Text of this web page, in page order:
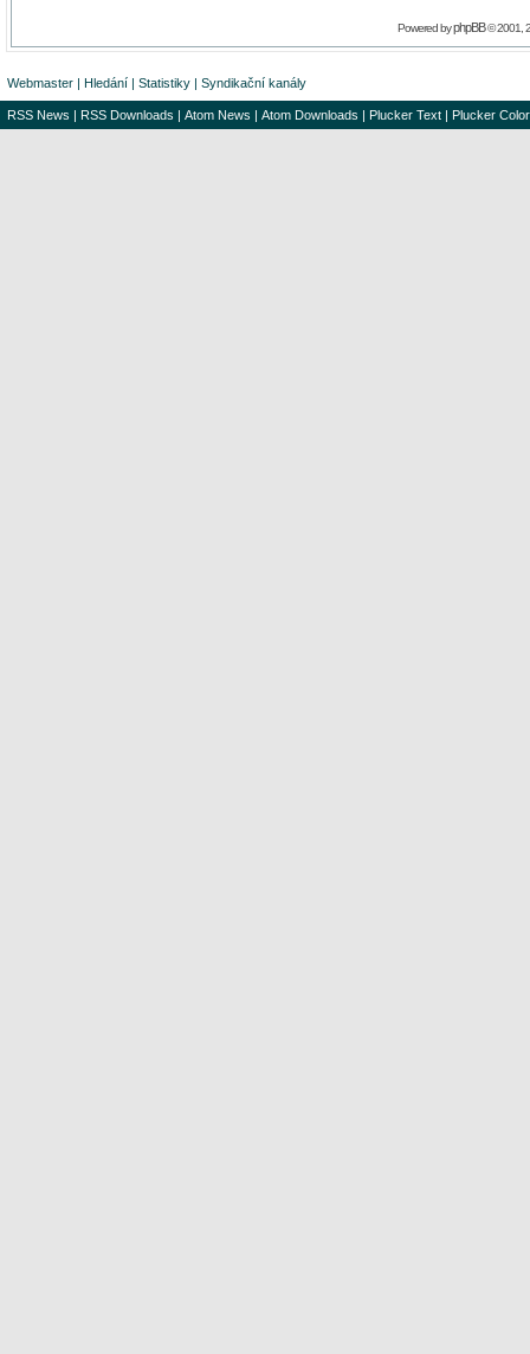
Powered byphpBB© 2001,
Webmaster | Hledání | Statistiky | Syndikační kanály
RSS News | RSS Downloads | Atom News | Atom Downloads | Plucker Text | Plucker Color